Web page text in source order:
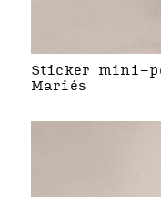
Sticker mini-
Mariés